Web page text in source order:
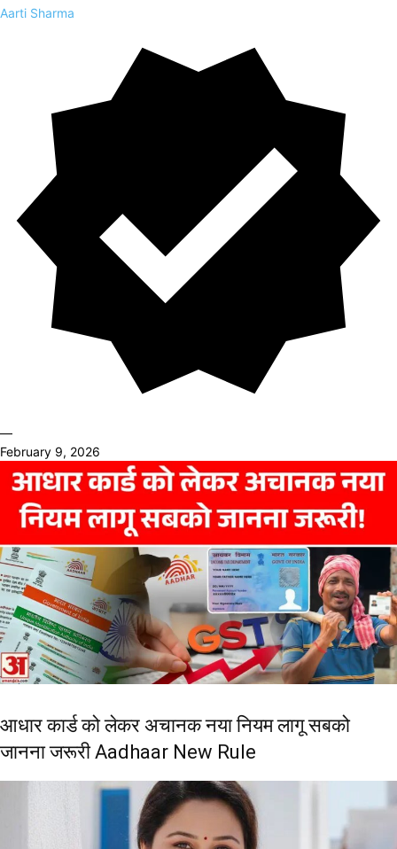
Aarti Sharma
—
February 9, 2026
आधार कार्ड को लेकर अचानक नया नियम लागू सबको
जानना जरूरी Aadhaar New Rule